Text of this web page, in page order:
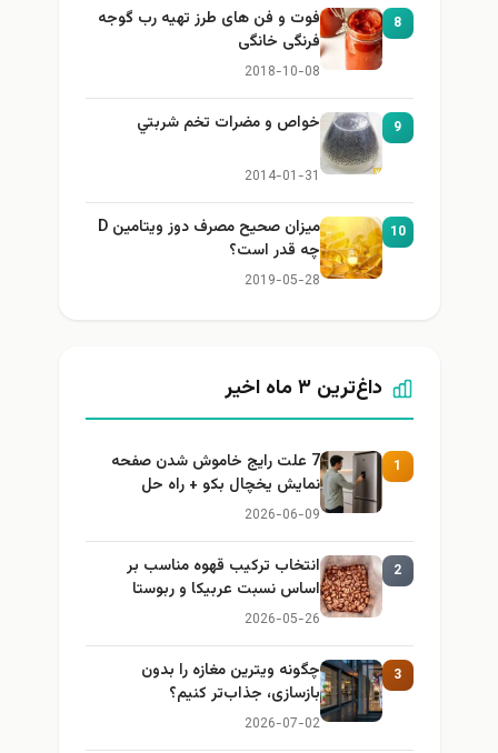
8
فوت و فن های طرز تهیه رب گوجه
فرنگی خانگی
2018-10-08
9 خواص و مضرات تخم شربتي
2014-01-31
10
میزان صحیح مصرف دوز ویتامین D
چه قدر است؟
2019-05-28
داغ‌ترین ۳ ماه اخیر
1
7 علت رایج خاموش شدن صفحه
نمایش یخچال بکو + راه حل
2026-06-09
2
انتخاب ترکیب قهوه مناسب بر
اساس نسبت عربیکا و ربوستا
2026-05-26
3
چگونه ویترین مغازه را بدون
بازسازی، جذاب‌تر کنیم؟
2026-07-02